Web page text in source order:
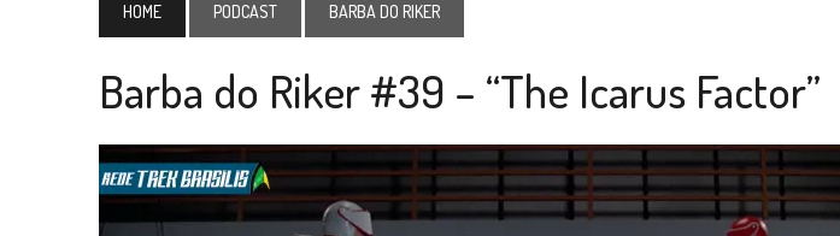
3 DE AGOSTO DE 2026 | PARAMOUNT E CBS DERRUBAM NOVO VÍDEO DO FILME DE FÃS AXANAR HORAS APÓS ESTREIA
2 DE AGOSTO DE 2026 TB AO VIVO | STAR TREK: STRANGE NEW WORLDS – “THE GRIFFIN INCIDENT” (4×02)
31 DE JULHO DE 2026 | GRANDES JORNADAS | QUATRO EPISÓDIOS DE STAR TREK SOBRE DIFERENTES PONTOS DE VISTA
31 DE JULHO DE 2026 | BOX DELUXE DO ANO 5 DACOLEÇÃO TREK BRASILISJÁ DISPONÍVEL EM PRÉ-VENDA!
HOME PODCAST BARBA DO RIKER
Barba do Riker #39 – “The Icarus Factor”